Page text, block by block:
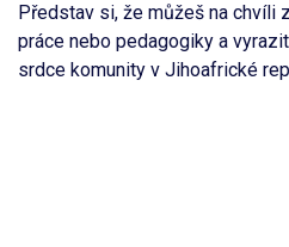
Představ si, že můžeš na chvíli
práce nebo pedagogiky a
srdce komunity v Jihoafrické